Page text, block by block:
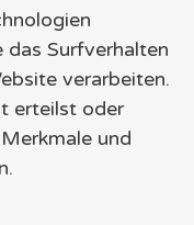
das Surfverhalten
verarbeiten.
erteilst oder
und